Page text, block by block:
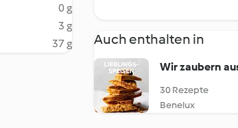
0 g
3 g
37 g Auch enthalten in
Wir zaubern
30 Rezepte
Benelux